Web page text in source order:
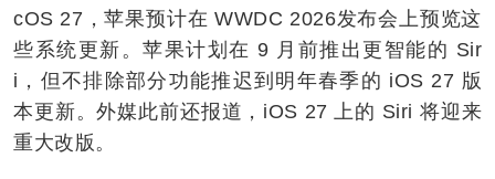
cOS 27，苹果预计在 WWDC 2026发布会上预览这
些系统更新。苹果计划在 9 月前推出更智能的 Sir
i，但不排除部分功能推迟到明年春季的 iOS 27 版
本更新。外媒此前还报道，iOS 27 上的 Siri 将迎来
重大改版。